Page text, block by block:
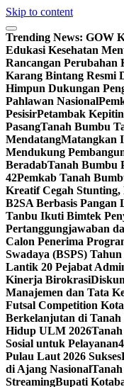
Skip to content
Trending News: GOW
Edukasi Kesehatan
Rancangan Perubahan
Karang Bintang Resmi
Himpun Dukungan
Pahlawan Nasional
PesisirPetambak
PasangTanah Bumbu
MendatangMatangkan
Mendukung
BeradabTanah Bumbu
42Pemkab Tanah
Kreatif Cegah
B2SA Berbasis Pangan
Tanbu Ikuti Bimtek
Pertanggungjawaban
Calon Penerima
Swadaya (BSPS)
Lantik 20 Pejabat
Kinerja Birokrasi
Manajemen dan Tata
Futsal Competition
Berkelanjutan di
Hidup ULM 2026
Sosial untuk Pelayanan
Pulau Laut 2026 Sukses
di Ajang Nasional
StreamingBupati